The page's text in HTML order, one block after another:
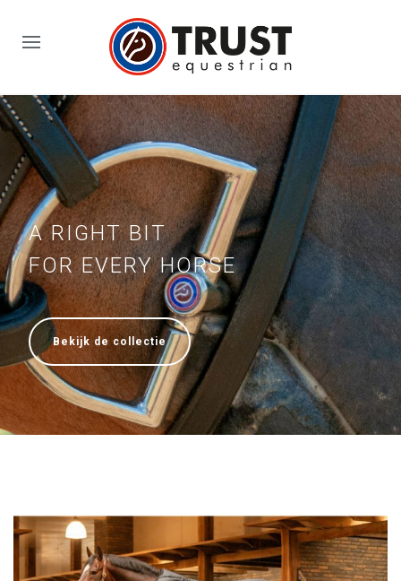
A RIGHT BIT
FOR EVERY HORSE
Bekijk de collectie